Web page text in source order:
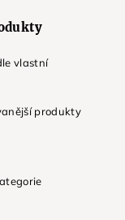
vlastní
produkty